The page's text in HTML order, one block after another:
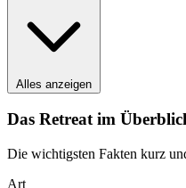
Alles anzeigen
Das Retreat im
Die wichtigsten Fakten kurz
Art